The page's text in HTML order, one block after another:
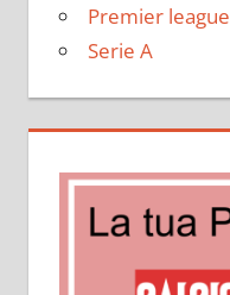
Premier league
Serie A